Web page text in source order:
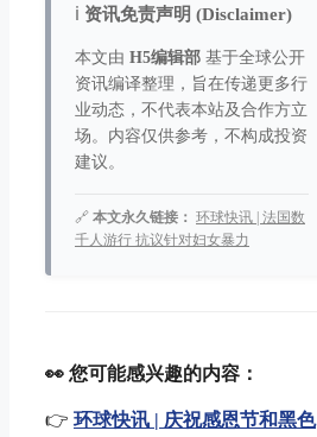
ℹ️ 资讯免责声明 (Disclaimer)
本文由 H5编辑部 基于全球公开
资讯编译整理，旨在传递更多行
业动态，不代表本站及合作方立
场。内容仅供参考，不构成投资
建议。
🔗 本文永久链接： 环球快讯 | 法国数
千人游行 抗议针对妇女暴力
👀 您可能感兴趣的内容：
👉 环球快讯 | 庆祝感恩节和黑色